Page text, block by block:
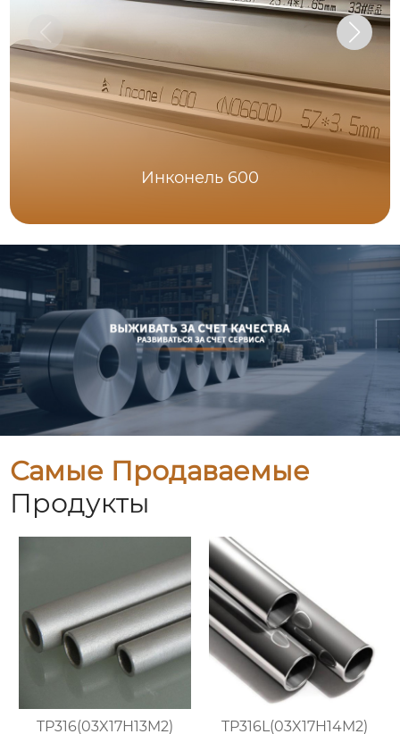
Инконель 600
Самые Продаваемые
Продукты
TP316(03X17H13M2) TP316L(03X17H14M2)